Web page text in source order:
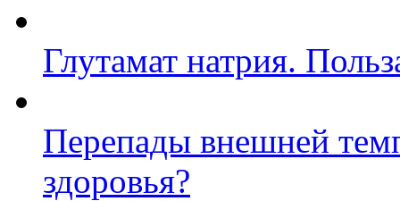
Глутамат натрия.
Перепады внешней
здоровья?